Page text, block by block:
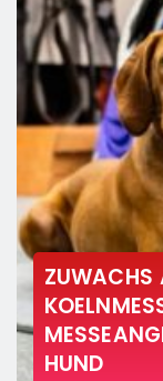
ZUWACHS
HUND